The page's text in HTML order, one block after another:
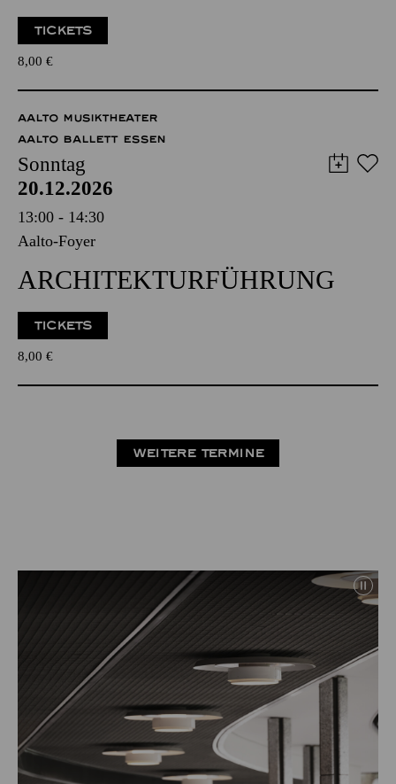
TICKETS
8,00 €
AALTO MUSIKTHEATER
AALTO BALLETT ESSEN
Sonntag
20.12.2026
13:00 - 14:30
Aalto-Foyer
ARCHITEKTUR­FÜHRUNG
TICKETS
8,00 €
WEITERE TERMINE